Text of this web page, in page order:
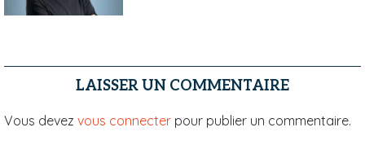
LAISSER UN COMMENTAIRE
Vous devez vous connecter pour publier un commentaire.